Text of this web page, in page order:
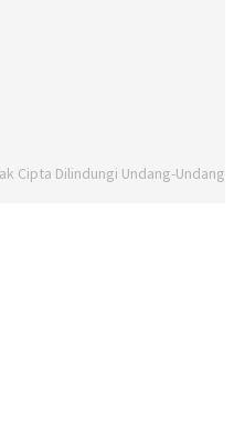
Cipta Dilindungi Undang-Undang